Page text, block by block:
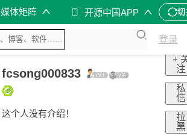
媒体矩阵 开源中国APP
登录
fcsong000833
这个人没有介绍！
+
注
私
信
拉
黑